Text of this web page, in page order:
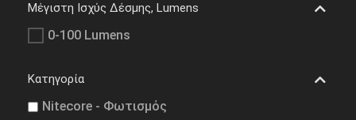
Μέγιστη Ισχύς Δέσμης, Lumens
0-100 Lumens
Κατηγορία
Nitecore - Φωτισμός